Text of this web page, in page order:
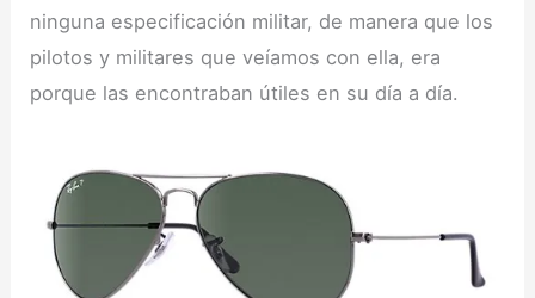
ninguna especificación militar, de manera que los
pilotos y militares que veíamos con ella, era
porque las encontraban útiles en su día a día.